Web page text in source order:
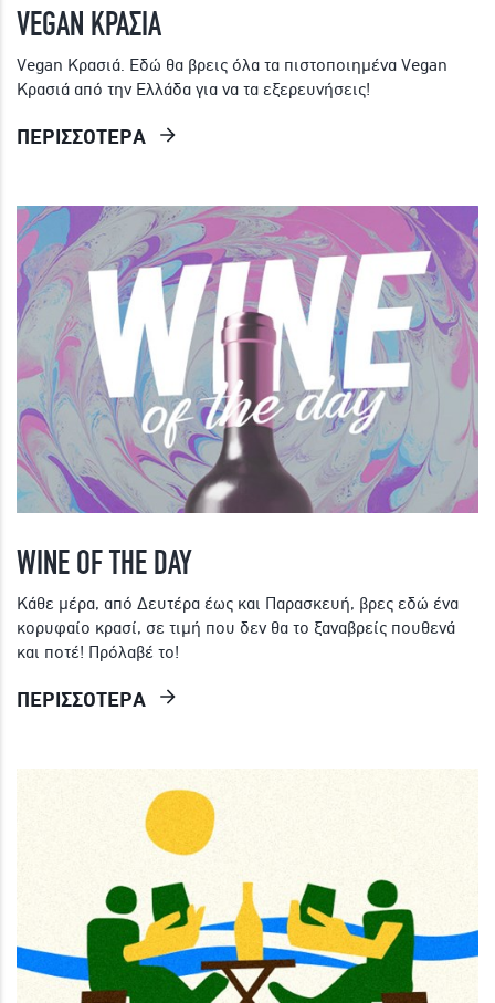
VEGAN ΚΡΑΣΙΑ
Vegan Κρασιά. Εδώ θα βρεις όλα τα πιστοποιημένα Vegan
Κρασιά από την Ελλάδα για να τα εξερευνήσεις!
ΠΕΡΙΣΣΟΤΕΡΑ
WINE OF THE DAY
Κάθε μέρα, από Δευτέρα έως και Παρασκευή, βρες εδώ ένα
κορυφαίο κρασί, σε τιμή που δεν θα το ξαναβρείς πουθενά
και ποτέ! Πρόλαβέ το!
ΠΕΡΙΣΣΟΤΕΡΑ